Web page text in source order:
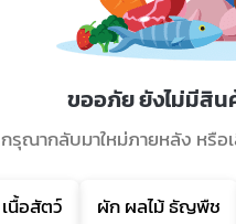
ขออภัย ยังไม่มีสิ
กรุณากลับมาใหม่ภายหลัง หรือ
เนื้อสัตว์ ผัก ผลไม้ ธัญพืช